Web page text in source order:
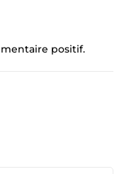
positif.